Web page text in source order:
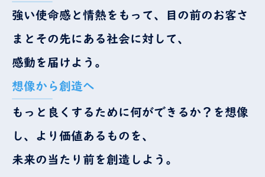
強い使命感と情熱をもって、目の前のお客さ
まとその先にある社会に対して、
感動を届けよう。
想像から創造へ
もっと良くするために何ができるか？を想像
し、より価値あるものを、
未来の当たり前を創造しよう。